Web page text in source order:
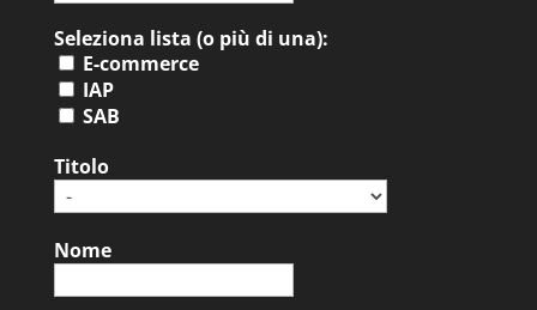
Seleziona lista (o più di una):
E-commerce
IAP
SAB
Titolo
Nome